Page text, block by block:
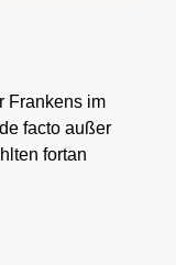
Frankens im
facto außer
fortan